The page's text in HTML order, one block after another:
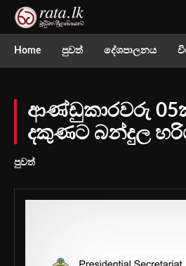
Home පුවත් දේශපාලනය
ආණ්ඩුකාරවරු
දකුණට බන්දුල
පුවත්